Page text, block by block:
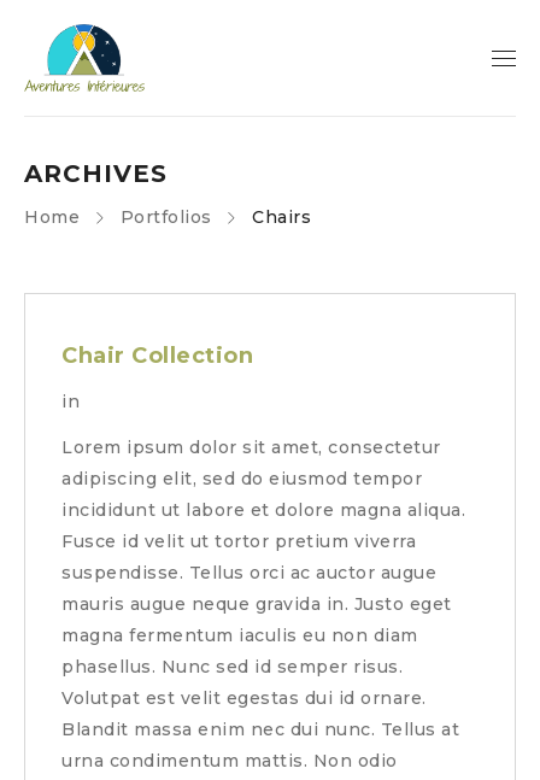
Home Portfolios Chairs
ARCHIVES
Chair Collection
in
Lorem ipsum dolor sit amet, consectetur
adipiscing elit, sed do eiusmod tempor
incididunt ut labore et dolore magna aliqua.
Fusce id velit ut tortor pretium viverra
suspendisse. Tellus orci ac auctor augue
mauris augue neque gravida in. Justo eget
magna fermentum iaculis eu non diam
phasellus. Nunc sed id semper risus.
Volutpat est velit egestas dui id ornare.
Blandit massa enim nec dui nunc. Tellus at
urna condimentum mattis. Non odio